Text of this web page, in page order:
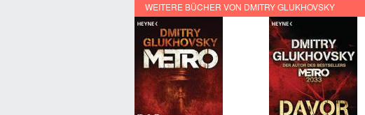
WEITERE BÜCHER VON DMITRY GLUKHOVSKY